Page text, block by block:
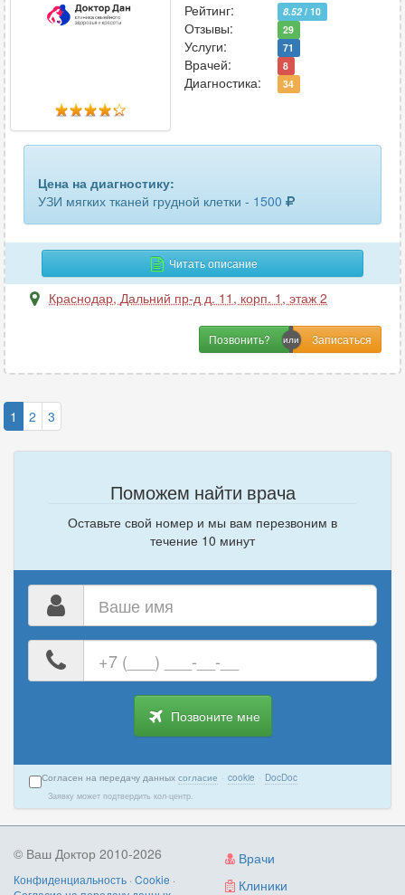
Рейтинг:
8.52 / 10
Отзывы: 29
Услуги: 71
Врачей: 8
Диагностика: 34
Цена на диагностику:
УЗИ мягких тканей грудной клетки - 1500
Читать описание
Краснодар, Дальний пр-д д. 11, корп. 1, этаж 2
Позвонить?
1 2 3
Поможем найти врача
Оставьте свой номер и мы вам перезвоним в
течение 10 минут
номер
телефона
Позвоните мне
Согласен на передачу данных согласие · cookie · DocDoc
Заявку может подтвердить кол-центр.
Врачи
Клиники
© Ваш Доктор 2010-2026
Конфиденциальность · Cookie ·